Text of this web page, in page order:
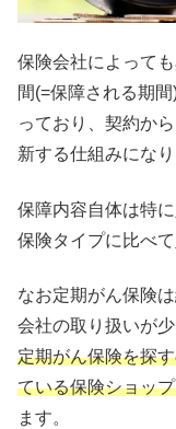
保険会社によって
間(=保障される期
っており、契約か
新する仕組みになり
保障内容自体は特
保険タイプに比べ
なお定期がん保険
会社の取り扱いが
定期がん保険を探
ている保険ショッ
ます。